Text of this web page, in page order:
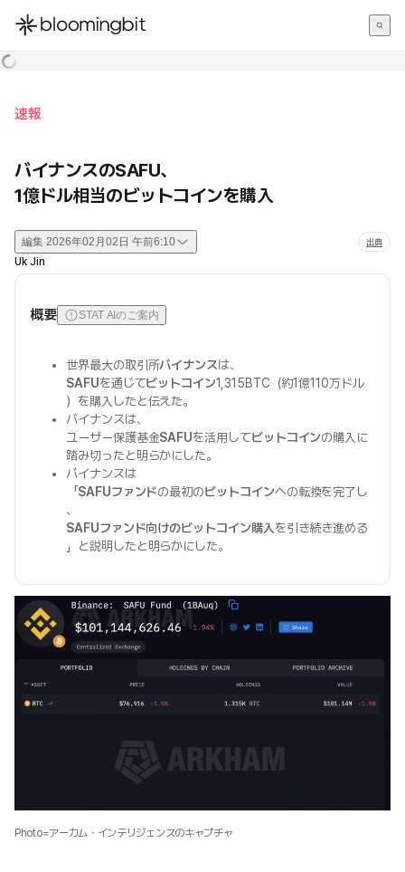
한국어
速報
バイナンスのSAFU、
1億ドル相当のビットコインを購入
編集 2026年02月02日 午前6:10 出典
Uk Jin
概要 STAT AIのご案内
世界最大の取引所バイナンスは、
SAFUを通じてビットコイン1,315BTC（約1億110万ドル
）を購入したと伝えた。
バイナンスは、
ユーザー保護基金SAFUを活用してビットコインの購入に
踏み切ったと明らかにした。
バイナンスは
「SAFUファンドの最初のビットコインへの転換を完了し
、
SAFUファンド向けのビットコイン購入を引き続き進める
」と説明したと明らかにした。
Photo=アーカム・インテリジェンスのキャプチャ